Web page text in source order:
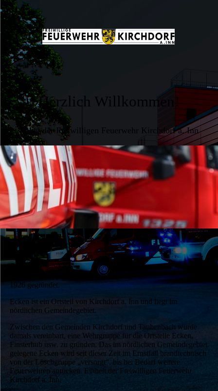
Herzlich Willkommen!
... bei der Freiwilligen Feuerwehr Kirchdorf a. Inn
Löschgruppe "Ecken"
Die Löschgruppe "Ecken" wurde
1926 gegründet.
Ecken ist ein Ortsteil von Kirchdorf a. Inn und liegt im
nördlichen Gemeindegebiet.
Zwischen den Gemeinden Kirchdorf und Taubenbach wurde
damals vereinbart, eine Wehrgruppe für die Ortsteile Ecken,
Finsterhub usw. zu gründen. Das im nördlichen Gemeindegebiet
gelegene Ecken wird seit dieser Zeit im Ernstfall brandtechnisch
von der Löschgruppe „versorgt“, bis bei Bedarf weitere
Feuerwehren anrücken. Einheit der Freiwilligen Feuerwehr
Kirchdorf a. Inn.